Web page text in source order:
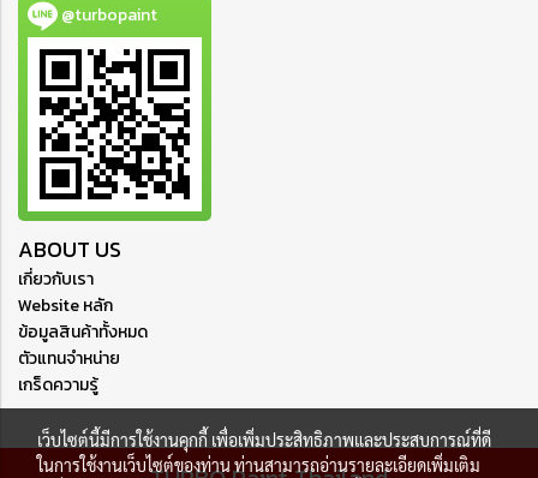
@turbopaint
ABOUT US
เกี่ยวกับเรา
Website หลัก
ข้อมูลสินค้าทั้งหมด
ตัวแทนจำหน่าย
เกร็ดความรู้
เว็บไซต์นี้มีการใช้งานคุกกี้ เพื่อเพิ่มประสิทธิภาพและประสบการณ์ที่ดี
ในการใช้งานเว็บไซต์ของท่าน ท่านสามารถอ่านรายละเอียดเพิ่มเติม